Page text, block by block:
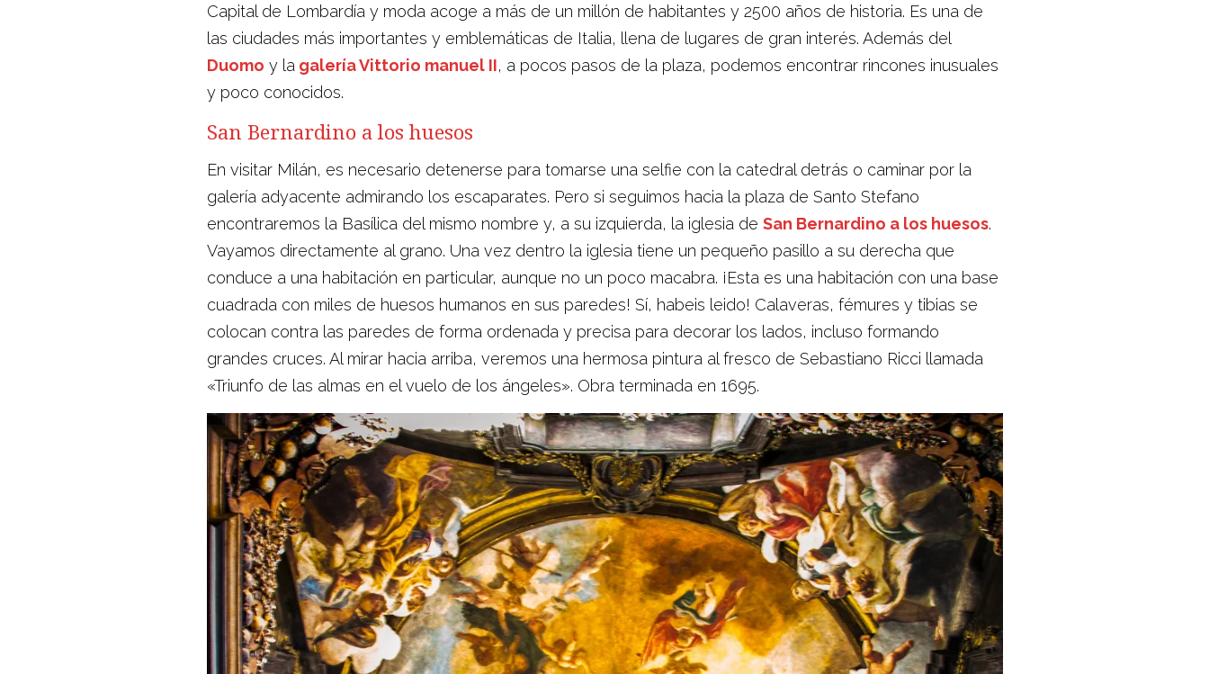
Capital de Lombardía y moda acoge a más de un millón de habitantes y 2500 años de historia. Es una de
las ciudades más importantes y emblemáticas de Italia, llena de lugares de gran interés. Además del
Duomo y la galería Vittorio manuel II, a pocos pasos de la plaza, podemos encontrar rincones inusuales
y poco conocidos.
San Bernardino a los huesos
En visitar Milán, es necesario detenerse para tomarse una selfie con la catedral detrás o caminar por la
galería adyacente admirando los escaparates. Pero si seguimos hacia la plaza de Santo Stefano
encontraremos la Basílica del mismo nombre y, a su izquierda, la iglesia de San Bernardino a los huesos.
Vayamos directamente al grano. Una vez dentro la iglesia tiene un pequeño pasillo a su derecha que
conduce a una habitación en particular, aunque no un poco macabra. ¡Esta es una habitación con una base
cuadrada con miles de huesos humanos en sus paredes! Sí, habeis leido! Calaveras, fémures y tibias se
colocan contra las paredes de forma ordenada y precisa para decorar los lados, incluso formando
grandes cruces. Al mirar hacia arriba, veremos una hermosa pintura al fresco de Sebastiano Ricci llamada
«Triunfo de las almas en el vuelo de los ángeles». Obra terminada en 1695.